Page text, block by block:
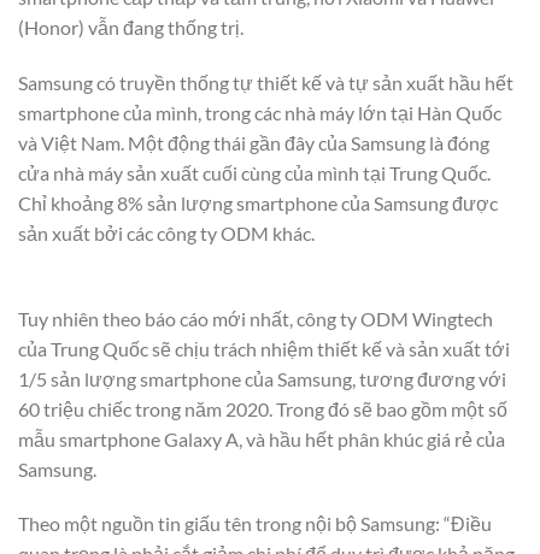
(Honor) vẫn đang thống trị.
Samsung có truyền thống tự thiết kế và tự sản xuất hầu hết
smartphone của mình, trong các nhà máy lớn tại Hàn Quốc
và Việt Nam. Một động thái gần đây của Samsung là đóng
cửa nhà máy sản xuất cuối cùng của mình tại Trung Quốc.
Chỉ khoảng 8% sản lượng smartphone của Samsung được
sản xuất bởi các công ty ODM khác.
Tuy nhiên theo báo cáo mới nhất, công ty ODM Wingtech
của Trung Quốc sẽ chịu trách nhiệm thiết kế và sản xuất tới
1/5 sản lượng smartphone của Samsung, tương đương với
60 triệu chiếc trong năm 2020. Trong đó sẽ bao gồm một số
mẫu smartphone Galaxy A, và hầu hết phân khúc giá rẻ của
Samsung.
Theo một nguồn tin giấu tên trong nội bộ Samsung: “Điều